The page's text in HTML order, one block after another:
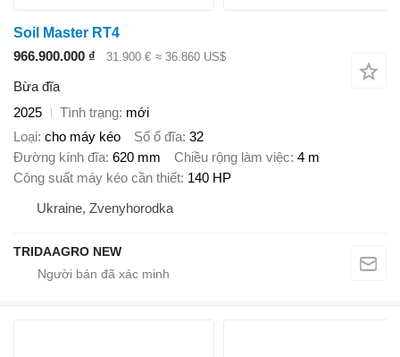
Soil Master RT4
966.900.000 ₫
31.900 € ≈ 36.860 US$
Bừa đĩa
2025
Tình trạng mới
Loại cho máy kéo Số ổ đĩa 32
Đường kính đĩa 620 mm Chiều rộng làm việc 4 m
Công suất máy kéo cần thiết 140 HP
Ukraine, Zvenyhorodka
TRIDAAGRO NEW